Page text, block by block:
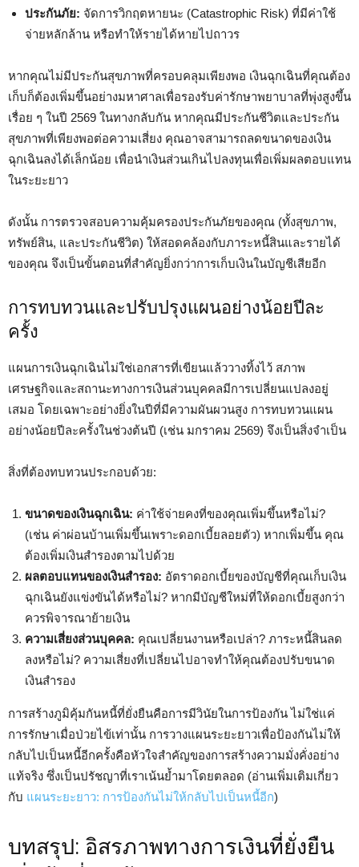
ประกันภัย: จัดการวิกฤตหายนะ (Catastrophic Risk) ที่มีค่าใช้
จ่ายหลักล้าน หรือทำให้รายได้หายไปถาวร
หากคุณไม่มีประกันสุขภาพที่ครอบคลุมเพียงพอ เงินฉุกเฉินที่คุณต้อง
เก็บก็ต้องเพิ่มขึ้นอย่างมหาศาลเพื่อรองรับค่ารักษาพยาบาลที่พุ่งสูงขึ้น
เรื่อย ๆ ในปี 2569 ในทางกลับกัน หากคุณมีประกันชีวิตและประกัน
สุขภาพที่เพียงพอต่อความเสี่ยง คุณอาจสามารถลดขนาดของเงิน
ฉุกเฉินลงได้เล็กน้อย เพื่อนำเงินส่วนเกินไปลงทุนเพื่อเพิ่มผลตอบแทน
ในระยะยาว
ดังนั้น การตรวจสอบความคุ้มครองประกันภัยของคุณ (ทั้งสุขภาพ,
ทรัพย์สิน, และประกันชีวิต) ให้สอดคล้องกับภาระหนี้สินและรายได้
ของคุณ จึงเป็นขั้นตอนที่สำคัญยิ่งกว่าการเก็บเงินในบัญชีเสียอีก
การทบทวนและปรับปรุงแผนอย่างน้อยปีละ
ครั้ง
แผนการเงินฉุกเฉินไม่ใช่เอกสารที่เขียนแล้ววางทิ้งไว้ สภาพ
เศรษฐกิจและสถานะทางการเงินส่วนบุคคลมีการเปลี่ยนแปลงอยู่
เสมอ โดยเฉพาะอย่างยิ่งในปีที่มีความผันผวนสูง การทบทวนแผน
อย่างน้อยปีละครั้งในช่วงต้นปี (เช่น มกราคม 2569) จึงเป็นสิ่งจำเป็น
สิ่งที่ต้องทบทวนประกอบด้วย:
ขนาดของเงินฉุกเฉิน: ค่าใช้จ่ายคงที่ของคุณเพิ่มขึ้นหรือไม่?
(เช่น ค่าผ่อนบ้านเพิ่มขึ้นเพราะดอกเบี้ยลอยตัว) หากเพิ่มขึ้น คุณ
ต้องเพิ่มเงินสำรองตามไปด้วย
ผลตอบแทนของเงินสำรอง: อัตราดอกเบี้ยของบัญชีที่คุณเก็บเงิน
ฉุกเฉินยังแข่งขันได้หรือไม่? หากมีบัญชีใหม่ที่ให้ดอกเบี้ยสูงกว่า
ควรพิจารณาย้ายเงิน
ความเสี่ยงส่วนบุคคล: คุณเปลี่ยนงานหรือเปล่า? ภาระหนี้สินลด
ลงหรือไม่? ความเสี่ยงที่เปลี่ยนไปอาจทำให้คุณต้องปรับขนาด
เงินสำรอง
การสร้างภูมิคุ้มกันหนี้ที่ยั่งยืนคือการมีวินัยในการป้องกัน ไม่ใช่แค่
การรักษาเมื่อป่วยไข้เท่านั้น การวางแผนระยะยาวเพื่อป้องกันไม่ให้
กลับไปเป็นหนี้อีกครั้งคือหัวใจสำคัญของการสร้างความมั่งคั่งอย่าง
แท้จริง ซึ่งเป็นปรัชญาที่เราเน้นย้ำมาโดยตลอด (อ่านเพิ่มเติมเกี่ยว
กับ แผนระยะยาว: การป้องกันไม่ให้กลับไปเป็นหนี้อีก)
บทสรุป: อิสรภาพทางการเงินที่ยั่งยืน